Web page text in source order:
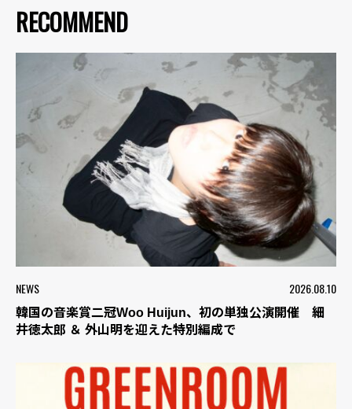
RECOMMEND
NEWS 2026.08.10
韓国の音楽賞二冠Woo Huijun、初の単独公演開催 細
井徳太郎 ＆ 外山明を迎えた特別編成で